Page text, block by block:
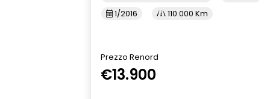
1/2016
110.000 Km
Prezzo Renord
€13.900